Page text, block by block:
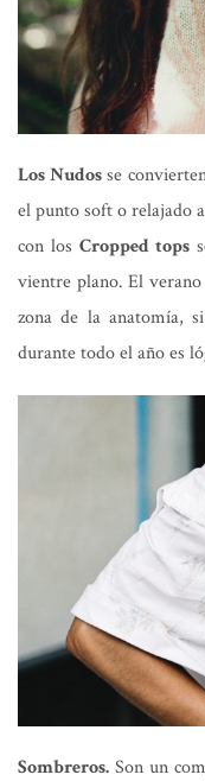
Los Nudosse
el punto soft o relajado
con los Cropped tops
vientre plano. El
zona de la anatomía,
durante todo el año es
Sombreros. Son un